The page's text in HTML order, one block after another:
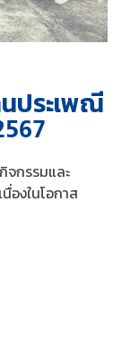
ประเพณี
จกรรมและ
องในโอกาส